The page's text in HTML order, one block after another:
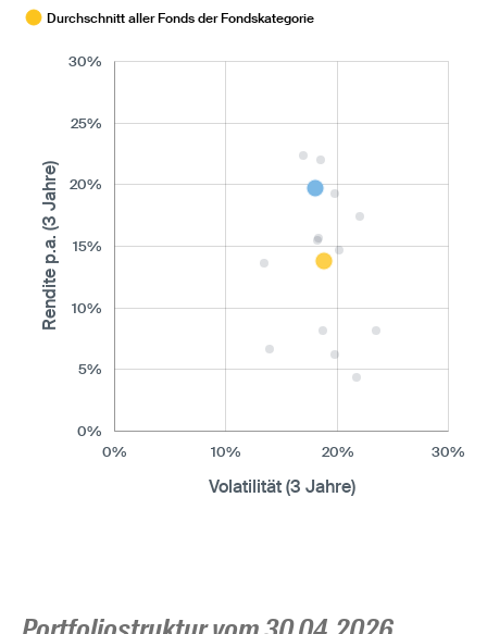
Durchschnitt aller Fonds der Fondskategorie
0% 10% 20% 30%
Volatilität (3 Jahre)
0%
5%
10%
15%
20%
25%
30%
Rendite p.a. (3 Jahre)